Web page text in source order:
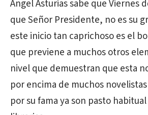
Angel Asturias sabe que Viernes
que Señor Presidente, no es su
este inicio tan caprichoso es el
que previene a muchos otros
nivel que demuestran que esta
por encima de muchos
por su fama ya son pasto